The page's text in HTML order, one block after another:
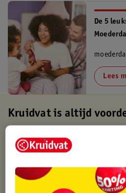
De 5
Lees
Kruidvat is altijd
Gratis ophalen in de winkel
Op werkdagen voor 22:00 uur
Gratis retourneren binnen 30
Gratis punten met je Kruidvat